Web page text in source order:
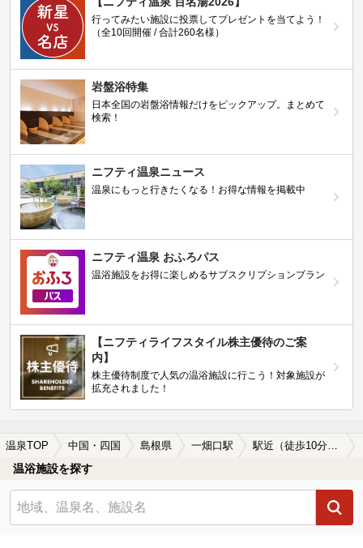
行ってみたい施設に投票してプレゼントを当てよう！
（全10回開催 / 合計260名様）
岩盤浴特集
日本全国の岩盤浴情報だけをピックアップ。まとめて
検索！
ニフティ温泉ニュース
温泉にもっと行きたくなる！お得な情報を掲載中
ニフティ温泉 おふろパス
温浴施設をお得に楽しめるサブスクリプションプラン
【ニフティライフスタイル株主優待のご案
内】
株主優待制度で人気の温浴施設に行こう！対象施設が
拡充されました！
温泉TOP 中国・四国 島根県 一畑口駅 駅近（徒歩10分以内）の一畑口駅近くの温泉、日帰り温泉、スーパー銭湯おすすめ
温浴施設を探す